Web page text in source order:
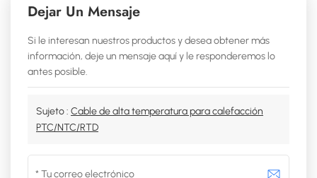
Dejar Un Mensaje
Si le interesan nuestros productos y desea obtener más
información, deje un mensaje aquí y le responderemos lo
antes posible.
Sujeto : Cable de alta temperatura para calefacción
PTC/NTC/RTD